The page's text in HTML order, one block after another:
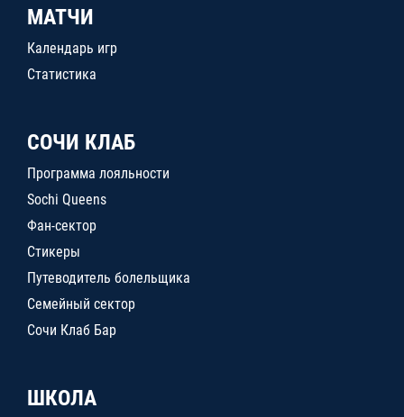
МАТЧИ
Календарь игр
Статистика
СОЧИ КЛАБ
Программа лояльности
Sochi Queens
Фан-сектор
Стикеры
Путеводитель болельщика
Семейный сектор
Сочи Клаб Бар
ШКОЛА